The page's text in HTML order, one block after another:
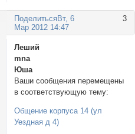
Поделиться 3
Вт, 6
Мар 2012 14:47
Леший
mnа
Юша
Ваши сообщения перемещены
в соответствующую тему:
Общение корпуса 14 (ул
Уездная д 4)